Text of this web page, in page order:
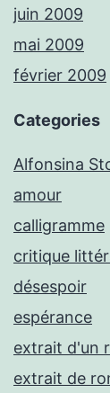
juin 2009
mai 2009
février 2009
Categories
Alfonsina
amour
calligramme
critique
désespoir
espérance
extrait d'un
extrait de